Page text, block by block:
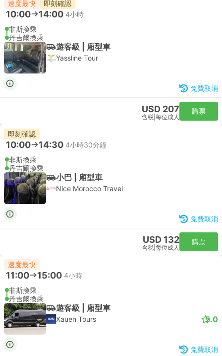
速度最快 即刻確認
10:00 14:00 4小時
非斯換乘
丹吉爾換乘
遊客級 | 廂型車
Yassline Tour
免費取消
USD 207
含税 每位成人
購票
即刻確認
10:00 14:30 4小時30分鐘
非斯換乘
丹吉爾換乘
小巴 | 廂型車
Nice Morocco Travel
免費取消
USD 132
含税 每位成人
購票
速度最快
11:00 15:00 4小時
非斯換乘
丹吉爾換乘
遊客級 | 廂型車
Xauen Tours 5.0
免費取消